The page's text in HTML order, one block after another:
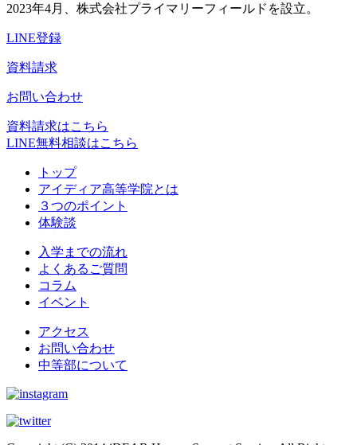
2023年4月、株式会社プライマリーフィールドを設立。
LINE登録
資料請求
お問い合わせ
資料請求はこちら
LINE無料相談はこちら
トップ
アイディア高等学院とは
３つのポイント
体験談
入学までの流れ
よくあるご質問
コラム
イベント
アクセス
お問い合わせ
中等部について